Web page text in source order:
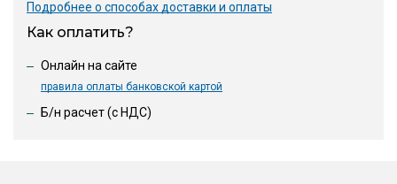
Подробнее о способах доставки и оплаты
Как оплатить?
Онлайн на сайте
правила оплаты банковской картой
Б/н расчет (c НДС)